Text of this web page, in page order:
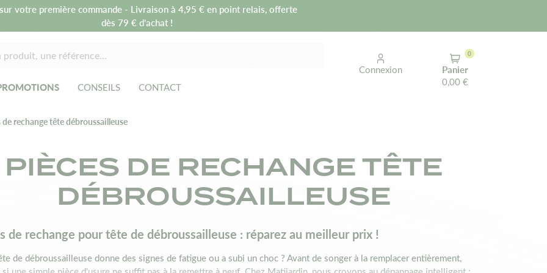
votre première commande - Livraison à 4,95 € en point relais, offerte
dès 79 € d’achat !
CONSEILS CONTACT
Connexion
Panier
0,00 €
0
de rechange tête débroussailleuse
PIÈCES DE RECHANGE TÊTE
DÉBROUSSAILLEUSE
de rechange pour tête de débroussailleuse : réparez au meilleur prix !
de débroussailleuse donne des signes de fatigue ou a subi un choc ? Avant de songer à la remplacer entièrement,